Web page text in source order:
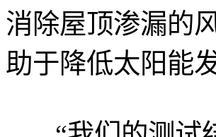
消除屋顶渗漏的
助于降低太阳能